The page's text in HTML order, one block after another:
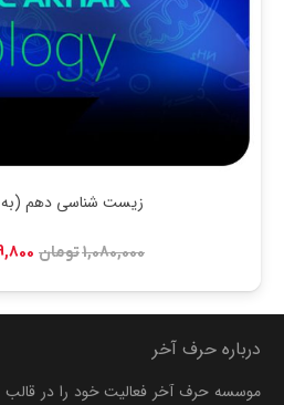
زیست شناسی دهم
1,080,000تومان
قیمت
درباره حرف آخر
موسسه حرف آخر فعالیت خود را در قالب